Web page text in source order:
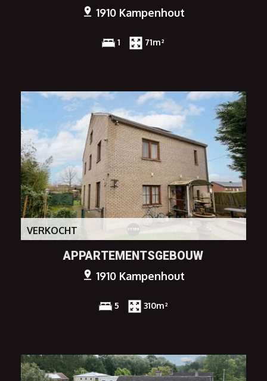
1910 Kampenhout
1 71m²
VERKOCHT
APPARTEMENTSGEBOUW
1910 Kampenhout
5 310m²